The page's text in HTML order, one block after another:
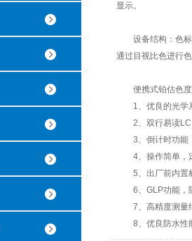
显示。
设备结构：色标
通过目视比色进行
便携式铂估色度
1、优良的光学系
2、双行易读LCD
3、倒计时功能，
4、操作简单，定
5、出厂前内置标
6、GLP功能，随
7、高精度测量结
8、优良防水性能